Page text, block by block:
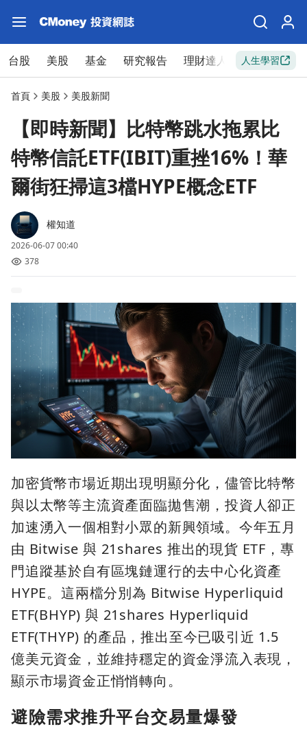
台股 美股 基金 研究報告 理財達人 新手入門
人生學習
首頁 美股 美股新聞
【即時新聞】比特幣跳水拖累比
特幣信託ETF(IBIT)重挫16%！華
爾街狂掃這3檔HYPE概念ETF
權知道
2026-06-07 00:40
378
加密貨幣市場近期出現明顯分化，儘管比特幣
與以太幣等主流資產面臨拋售潮，投資人卻正
加速湧入一個相對小眾的新興領域。今年五月
由 Bitwise 與 21shares 推出的現貨 ETF，專
門追蹤基於自有區塊鏈運行的去中心化資產
HYPE。這兩檔分別為 Bitwise Hyperliquid
ETF(BHYP) 與 21shares Hyperliquid
ETF(THYP) 的產品，推出至今已吸引近 1.5
億美元資金，並維持穩定的資金淨流入表現，
顯示市場資金正悄悄轉向。
避險需求推升平台交易量爆發